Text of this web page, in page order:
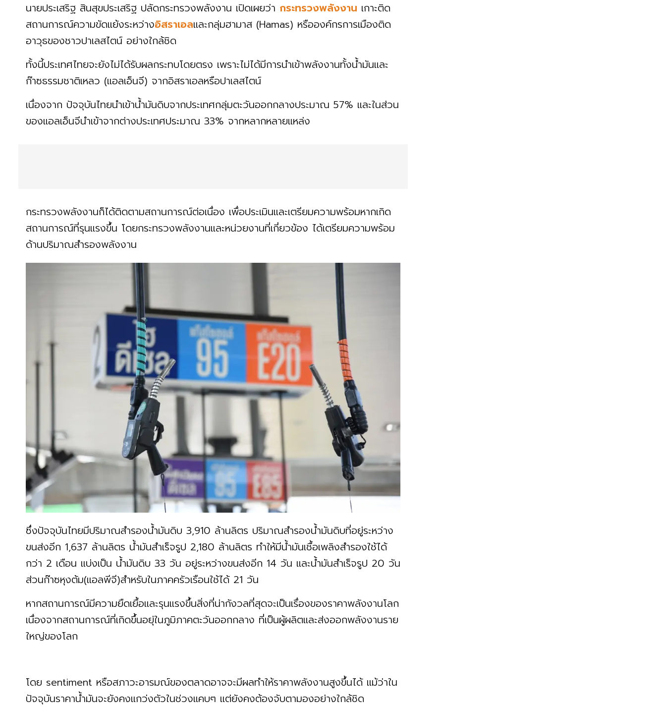
นายประเสริฐ สินสุขประเสริฐ ปลัดกระทรวงพลังงาน เปิดเผยว่า กระทรวงพลังงาน เกาะติด
สถานการณ์ความขัดแย้งระหว่างอิสราเอลและกลุ่มฮามาส (Hamas) หรือองค์กรการเมืองติด
อาวุธของชาวปาเลสไตน์ อย่างใกล้ชิด
ทั้งนี้ประเทศไทยจะยังไม่ได้รับผลกระทบโดยตรง เพราะไม่ได้มีการนำเข้าพลังงานทั้งน้ำมันและ
ก๊าซธรรมชาติเหลว (แอลเอ็นจี) จากอิสราเอลหรือปาเลสไตน์
เนื่องจาก ปัจจุบันไทยนำเข้าน้ำมันดิบจากประเทศกลุ่มตะวันออกกลางประมาณ 57% และในส่วน
ของแอลเอ็นจีนำเข้าจากต่างประเทศประมาณ 33% จากหลากหลายแหล่ง
กระทรวงพลังงานก็ได้ติดตามสถานการณ์ต่อเนื่อง เพื่อประเมินและเตรียมความพร้อมหากเกิด
สถานการณ์ที่รุนแรงขึ้น โดยกระทรวงพลังงานและหน่วยงานที่เกี่ยวข้อง ได้เตรียมความพร้อม
ด้านปริมาณสำรองพลังงาน
ซึ่งปัจจุบันไทยมีปริมาณสำรองน้ำมันดิบ 3,910 ล้านลิตร ปริมาณสำรองน้ำมันดิบที่อยู่ระหว่าง
ขนส่งอีก 1,637 ล้านลิตร น้ำมันสำเร็จรูป 2,180 ล้านลิตร ทำให้มีน้ำมันเชื้อเพลิงสำรองใช้ได้
กว่า 2 เดือน แบ่งเป็น น้ำมันดิบ 33 วัน อยู่ระหว่างขนส่งอีก 14 วัน และน้ำมันสำเร็จรูป 20 วัน
ส่วนก๊าซหุงต้ม(แอลพีจี)สำหรับในภาคครัวเรือนใช้ได้ 21 วัน
หากสถานการณ์มีความยืดเยื้อและรุนแรงขึ้นสิ่งที่น่ากังวลที่สุดจะเป็นเรื่องของราคาพลังงานโลก
เนื่องจากสถานการณ์ที่เกิดขึ้นอยุ่ในภูมิภาคตะวันออกกลาง ที่เป็นผู้ผลิตและส่งออกพลังงานราย
ใหญ่ของโลก
โดย sentiment หรือสภาวะอารมณ์ของตลาดอาจจะมีผลทำให้ราคาพลังงานสูงขึ้นได้ แม้ว่าใน
ปัจจุบันราคาน้ำมันจะยังคงแกว่งตัวในช่วงแคบๆ แต่ยังคงต้องจับตามองอย่างใกล้ชิด